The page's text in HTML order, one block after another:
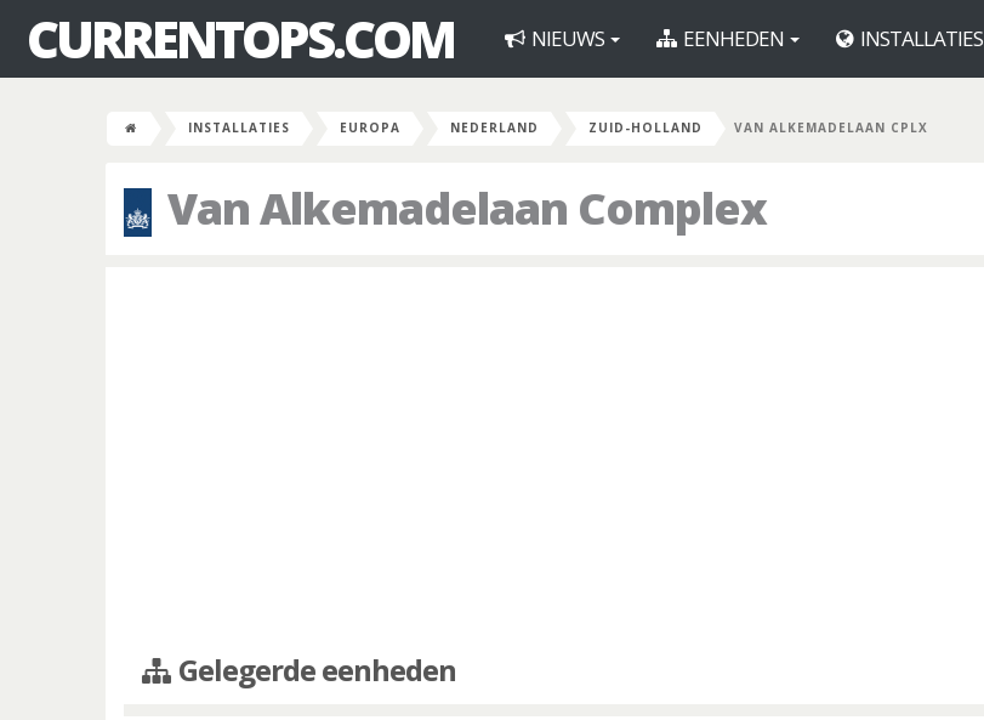
CURRENTOPS.COM NIEUWS EENHEDEN INSTALLATIES
INSTALLATIES EUROPA NEDERLAND ZUID-HOLLAND VAN ALKEMADELAAN CPLX
Van Alkemadelaan Complex
Gelegerde eenheden